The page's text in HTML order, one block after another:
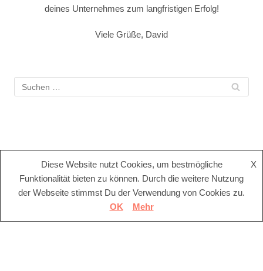
deines Unternehmes zum langfristigen Erfolg!
Viele Grüße, David
Diese Website nutzt Cookies, um bestmögliche
Funktionalität bieten zu können. Durch die weitere Nutzung
der Webseite stimmst Du der Verwendung von Cookies zu.
X
OK Mehr